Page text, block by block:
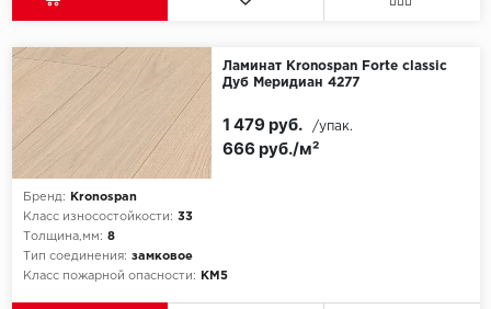
Ламинат Kronospan Forte classic
Дуб Меридиан 4277
Бренд:
Kronospan
Класс износостойкости: 33
Толщина,мм: 8
Тип соединения: замковое
Класс пожарной опасности:
КМ5
666 руб./м²
1 479 руб. /упак.